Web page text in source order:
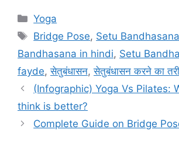
Categories
Yoga
Tags
Bridge Pose, Setu Bandhasana
Bandhasana in hindi, Setu
fayde,सेतुबंधासन,सेतुबंधासन करने का
(Infographic) Yoga Vs Pilates:
think is better?
Complete Guide on Bridge